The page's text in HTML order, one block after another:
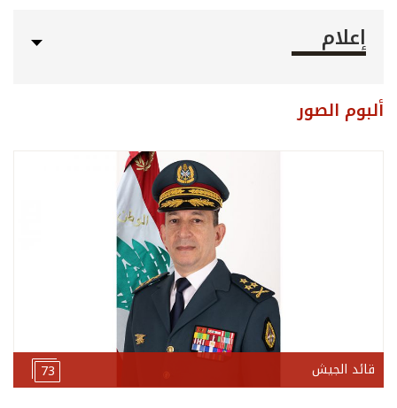
إعلام
ألبوم الصور
قائد الجيش 73